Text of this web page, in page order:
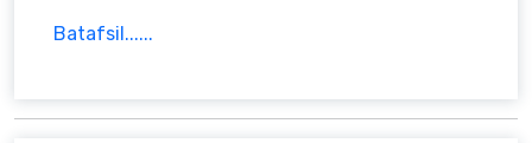
Batafsil......